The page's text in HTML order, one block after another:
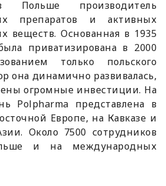
Польше производитель
препаратов и активных
веществ. Основанная в 1935
приватизирована в 2000
только польского
она динамично развивалась,
огромные инвестиции. На
Polpharma представлена в
Европе, на Кавказе и
Около 7500 сотрудников
и на международных